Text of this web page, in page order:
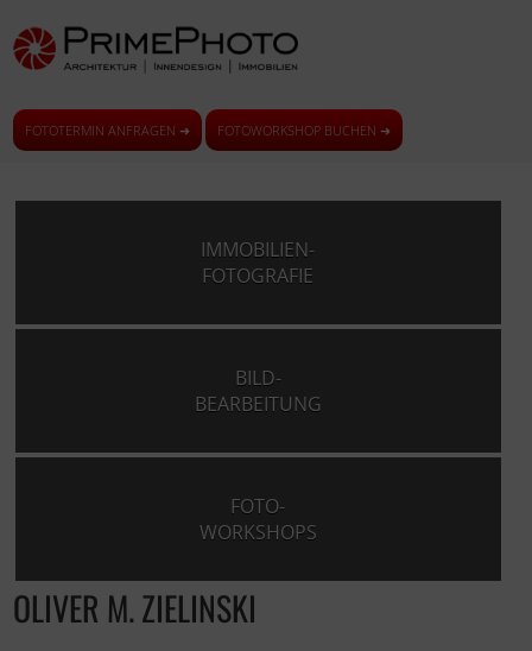
FOTOTERMIN ANFRAGEN ➜ FOTOWORKSHOP BUCHEN ➜
IMMOBILIEN-
FOTOGRAFIE
BILD-
BEARBEITUNG
FOTO-
WORKSHOPS
OLIVER M. ZIELINSKI